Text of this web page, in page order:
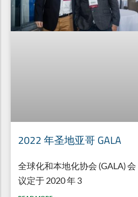
2022 年圣地亚哥 GALA
全球化和本地化协会 (GALA) 会
议定于 2020 年 3